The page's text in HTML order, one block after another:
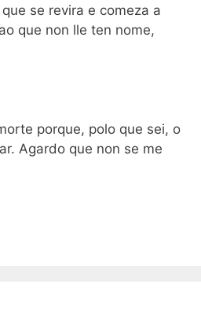
se revira e comeza a
que non lle ten nome,
porque, polo que sei, o
Agardo que non se me